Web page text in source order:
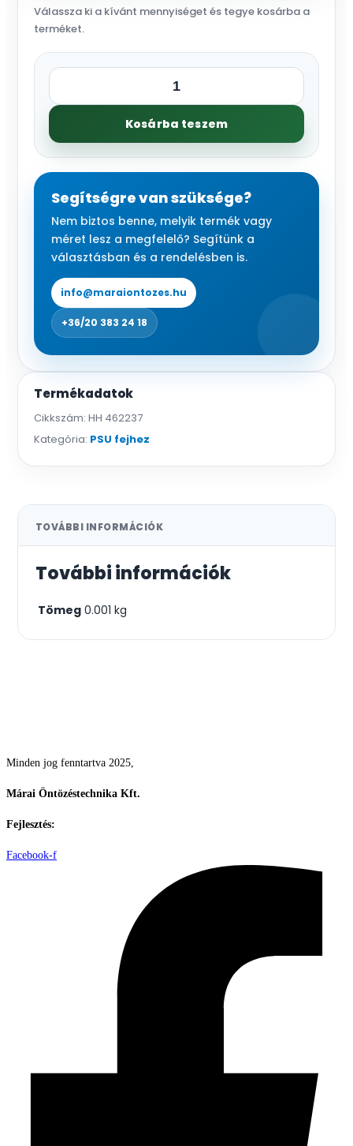
Válassza ki a kívánt mennyiséget és tegye kosárba a
terméket.
Visszacsapó
szelep
PSU
mennyiség
Kosárba teszem
Segítségre van szüksége?
Nem biztos benne, melyik termék vagy
méret lesz a megfelelő? Segítünk a
választásban és a rendelésben is.
info@maraiontozes.hu
+36/20 383 24 18
Termékadatok
Cikkszám: HH 462237
Kategória: PSU fejhez
TOVÁBBI INFORMÁCIÓK
További információk
Tömeg 0.001 kg
Minden jog fenntartva 2025,
Márai Öntözéstechnika Kft.
Fejlesztés:
Facebook-f